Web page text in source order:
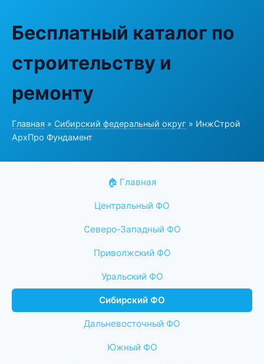
Бесплатный каталог по
строительству и
ремонту
Главная » Сибирский федеральный округ » ИнжСтрой
АрхПро Фундамент
🏠 Главная
Центральный ФО
Северо-Западный ФО
Приволжский ФО
Уральский ФО
Сибирский ФО
Дальневосточный ФО
Южный ФО